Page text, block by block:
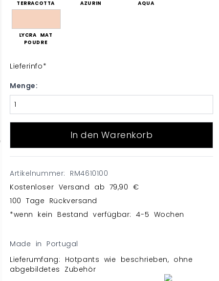
TERRACOTTA
AZURIN
AQUA
LYCRA MAT
POUDRE
Lieferinfo*
Menge:
In den Warenkorb
Artikelnummer: RM4610100
Kostenloser Versand ab 79,90 €
100 Tage Rückversand
*wenn kein Bestand verfügbar: 4-5 Wochen
Made in Portugal
Lieferumfang: Hotpants wie beschrieben, ohne
abgebildetes Zubehör